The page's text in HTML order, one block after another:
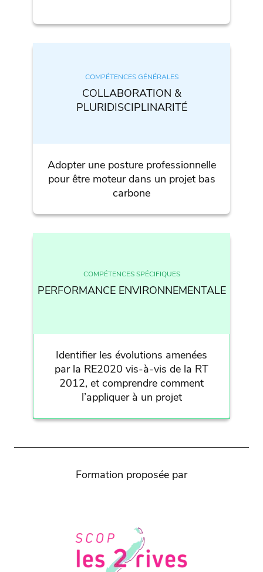
COMPÉTENCES GÉNÉRALES
COLLABORATION &
PLURIDISCIPLINARITÉ
Adopter une posture professionnelle
pour être moteur dans un projet bas
carbone
COMPÉTENCES SPÉCIFIQUES
PERFORMANCE ENVIRONNEMENTALE
Identifier les évolutions amenées
par la RE2020 vis-à-vis de la RT
2012, et comprendre comment
l’appliquer à un projet
Formation proposée par